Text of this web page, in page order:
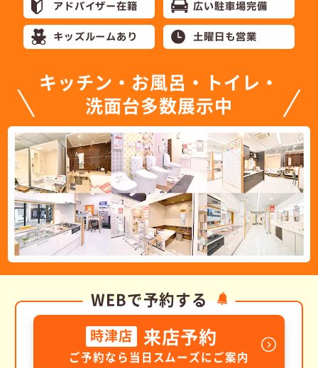
アドバイザー在籍 広い駐車場完備
キッズルームあり 土曜日も営業
キッチン・お風呂・トイレ・
洗面台多数展示中
WEBで予約する
時津店 来店予約
ご予約なら当日スムーズにご案内